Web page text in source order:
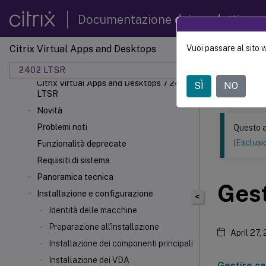
Documentazione dei prodotti
Citrix Virtual Apps and Desktops
2402 LTSR
Citrix Virtual Apps and Desktops 7 2402
LTSR
Novità
Problemi noti
Funzionalità deprecate
Requisiti di sistema
Panoramica tecnica
Installazione e configurazione
Identità delle macchine
Preparazione all'installazione
Installazione dei componenti principali
Installazione dei VDA
Questo
<
Questo
April 27,
Vuoi passare al sito
SÌ NO